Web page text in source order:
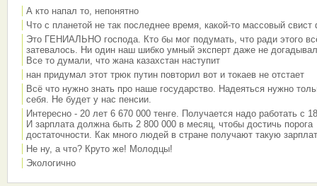
А кто напал то, непонятно
Что с планетой не так последнее время, какой-то массовый свист
Это ГЕНИАЛЬНО господа. Кто бы мог подумать, что ради этого
затевалось. Ни один наш шибко умный эксперт даже не
Все то думали, что жана казахстан наступит
нан придумал этот трюк путин повторил вот и токаев не отстает
Всё что нужно знать про наше государство. Надеяться нужно
себя. Не будет у нас пенсии.
Интересно - 20 лет 6 670 000 тенге. Получается надо работать с
И зарплата должна быть 2 800 000 в месяц, чтобы достичь порога
достаточности. Как много людей в стране получают такую
Не ну, а что? Круто же! Молодцы!
Экологично